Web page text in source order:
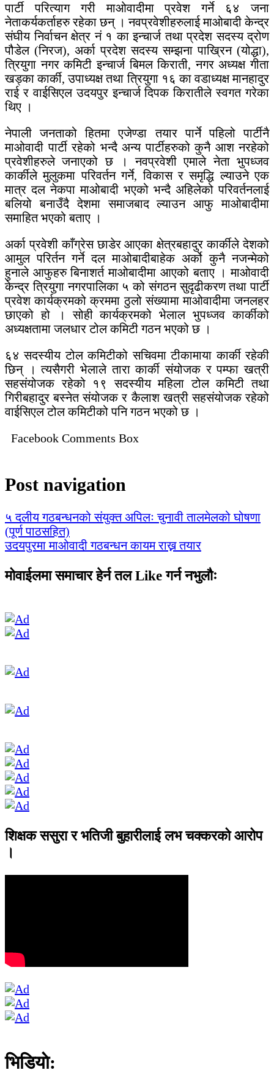
पार्टी परित्याग गरी माओवादीमा प्रवेश गर्ने ६४ जना
नेताकर्यकर्ताहरु रहेका छन् । नवप्रवेशीहरुलाई माओबादी केन्द्र
संघीय निर्वाचन क्षेत्र नं १ का इन्चार्ज तथा प्रदेश सदस्य द्रोण
पौडेल (निरज), अर्का प्रदेश सदस्य सम्झना पाख्रिन (योद्धा),
त्रियुगा नगर कमिटी इन्चार्ज बिमल किराती, नगर अध्यक्ष गीता
खड्का कार्की, उपाध्यक्ष तथा त्रियुगा १६ का वडाध्यक्ष मानहादुर
राई र वाईसिएल उदयपुर इन्चार्ज दिपक किरातीले स्वगत गरेका
थिए ।
नेपाली जनताको हितमा एजेण्डा तयार पार्ने पहिलो पार्टीनै
माओवादी पार्टी रहेको भन्दै अन्य पार्टीहरुको कुनै आश नरहेको
प्रवेशीहरुले जनाएको छ । नवप्रवेशी एमाले नेता भुपध्जव
कार्कीले मुलुकमा परिवर्तन गर्ने, विकास र समृद्धि ल्याउने एक
मात्र दल नेकपा माओबादी भएको भन्दै अहिलेको परिवर्तनलाई
बलियो बनाउँदै देशमा समाजबाद ल्याउन आफु माओबादीमा
समाहित भएको बताए ।
अर्का प्रवेशी काँग्रेस छाडेर आएका क्षेत्रबहादुर कार्कीले देशको
आमुल परिर्तन गर्ने दल माओबादीबाहेक अर्को कुनै नजन्मेको
हुनाले आफुहरु बिनाशर्त माओबादीमा आएको बताए । माओवादी
केन्द्र त्रियुगा नगरपालिका ५ को संगठन सुदृढीकरण तथा पार्टी
प्रवेश कार्यक्रमको क्रममा ठुलो संख्यामा माओवादीमा जनलहर
छाएको हो । सोही कार्यक्रमको भेलाल भुपध्जव कार्कीको
अध्यक्षतामा जलधार टोल कमिटी गठन भएको छ ।
६४ सदस्यीय टोल कमिटीको सचिवमा टीकामाया कार्की रहेकी
छिन् । त्यसैगरी भेलाले तारा कार्की संयोजक र पम्फा खत्री
सहसंयोजक रहेको १९ सदस्यीय महिला टोल कमिटी तथा
गिरीबहादुर बस्नेत संयोजक र कैलाश खत्री सहसंयोजक रहेको
वाईसिएल टोल कमिटीको पनि गठन भएको छ ।
Facebook Comments Box
Post navigation
५ दलीय गठबन्धनको संयुक्त अपिलः चुनावी तालमेलको घोषणा
(पूर्ण पाठसहित)
उदयपुरमा माओवादी गठबन्धन कायम राख्न तयार
मोवाईलमा समाचार हेर्न तल Like गर्न नभुलौः
शिक्षक ससुरा र भतिजी बुहारीलाई लभ चक्करको आरोप
।
भिडियाे: